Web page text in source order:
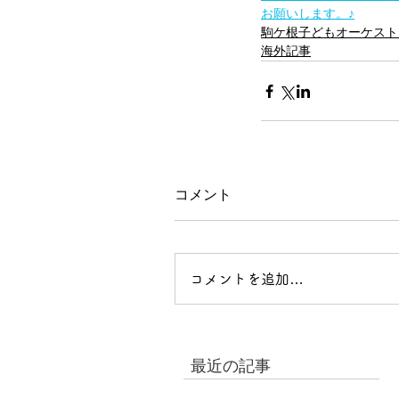
お願いします。♪
駒ケ根子どもオーケス
海外記事
コメント
コメントを追加…
最近の記事